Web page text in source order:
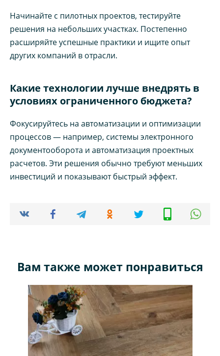
Начинайте с пилотных проектов, тестируйте
решения на небольших участках. Постепенно
расширяйте успешные практики и ищите опыт
других компаний в отрасли.
Какие технологии лучше внедрять в
условиях ограниченного бюджета?
Фокусируйтесь на автоматизации и оптимизации
процессов — например, системы электронного
документооборота и автоматизация проектных
расчетов. Эти решения обычно требуют меньших
инвестиций и показывают быстрый эффект.
Вам также может понравиться